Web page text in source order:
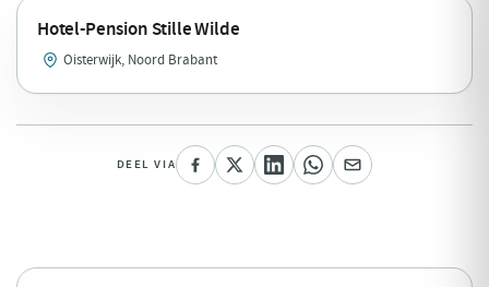
Hotel-Pension Stille Wilde
Oisterwijk, Noord Brabant
DEEL VIA